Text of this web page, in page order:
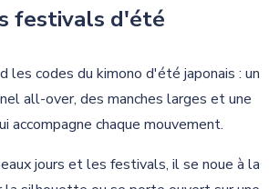
festivals d'été
les codes du kimono d'été japonais : un
all-over, des manches larges et une
accompagne chaque mouvement.
jours et les festivals, il se noue à la